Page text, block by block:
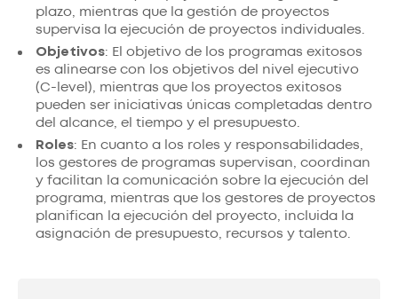
plazo, mientras que la gestión de proyectos
supervisa la ejecución de proyectos individuales.
Objetivos: El objetivo de los programas exitosos
es alinearse con los objetivos del nivel ejecutivo
(C-level), mientras que los proyectos exitosos
pueden ser iniciativas únicas completadas dentro
del alcance, el tiempo y el presupuesto.
Roles: En cuanto a los roles y responsabilidades,
los gestores de programas supervisan, coordinan
y facilitan la comunicación sobre la ejecución del
programa, mientras que los gestores de proyectos
planifican la ejecución del proyecto, incluida la
asignación de presupuesto, recursos y talento.